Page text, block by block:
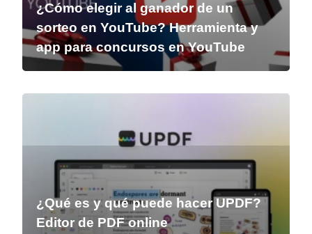
¿Cómo elegir al ganador de un
sorteo en YouTube? Herramienta y
app para concursos en YouTube
¿Qué es y qué puede hacer UPDF?
Editor de PDF online